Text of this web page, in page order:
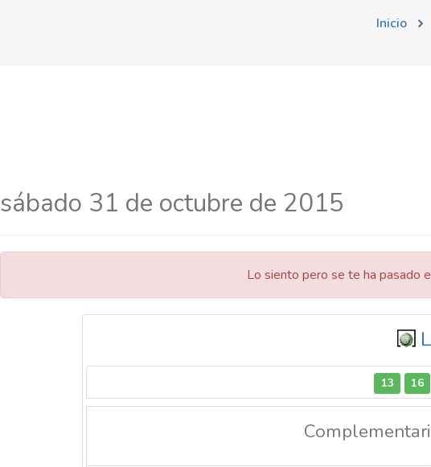
Inicio
sábado 31 de octubre de 2015
Lo siento pero se te ha pasado
13 16